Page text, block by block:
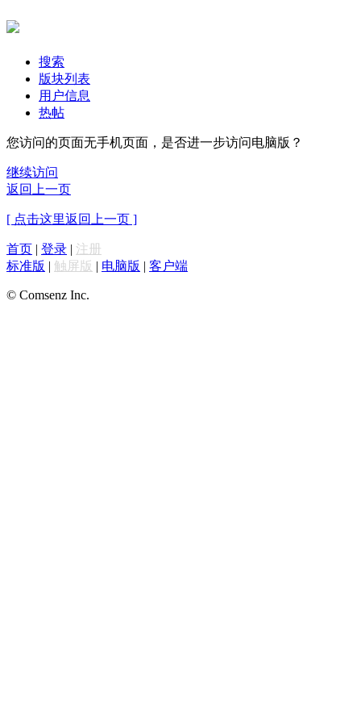
搜索
版块列表
用户信息
热帖
您访问的页面无手机页面，是否进一步访问电脑版？
继续访问
返回上一页
[ 点击这里返回上一页 ]
首页 | 登录 | 注册
标准版 | 触屏版 | 电脑版 | 客户端
© Comsenz Inc.